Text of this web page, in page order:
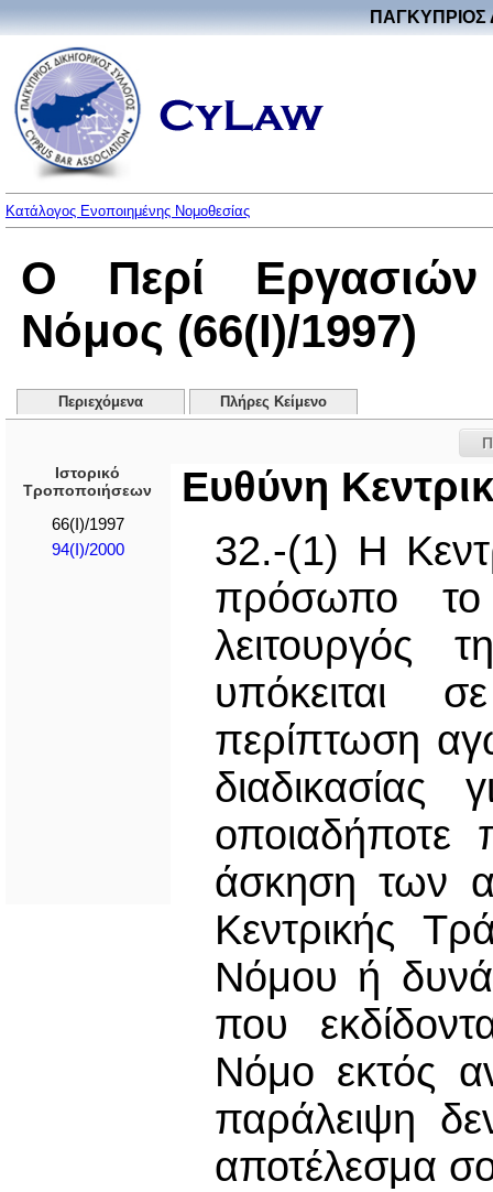
ΠΑΓΚΥΠΡΙΟΣ
Κατάλογος Ενοποιημένης Νομοθεσίας
Ο Περί Εργασιών
Νόμος (66(I)/1997)
Περιεχόμενα Πλήρες Κείμενο
Ιστορικό
Τροποποιήσεων
66(I)/1997
94(I)/2000
Ευθύνη
32.-(1) Η
πρόσωπο το
λειτουργός
υπόκειται
περίπτωση
διαδικασίας
άσκηση των
Κεντρικής
Νόμου ή
που
Νόμο εκτός
παράλειψη
αποτέλεσμα